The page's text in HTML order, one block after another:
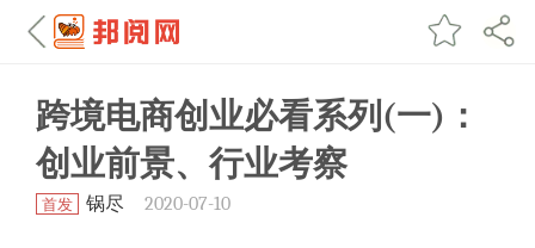
跨境电商创业必看系列(一)：
创业前景、行业考察
首发 锅尽 2020-07-10